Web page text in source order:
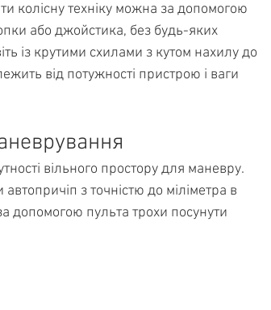
колісну техніку можна за допомогою
або джойстика, без будь-яких
із крутими схилами з кутом нахилу до
від потужності пристрою і ваги
вільного простору для маневру.
з точністю до міліметра в
допомогою пульта трохи посунути